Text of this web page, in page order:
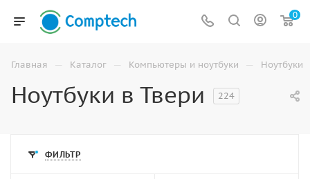
0
Главная — Каталог — Компьютеры и ноутбуки — Ноутбуки
Ноутбуки в Твери 224
ФИЛЬТР